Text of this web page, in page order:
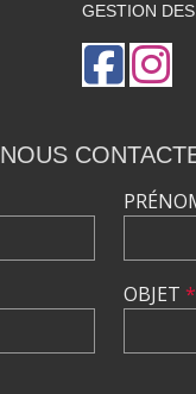
GESTION
NOUS
OBJET *